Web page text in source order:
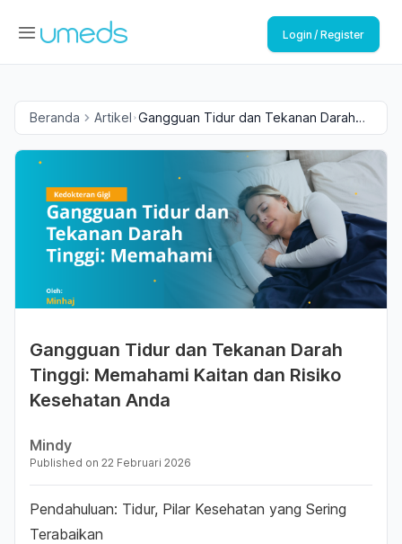
Login / Register
Beranda Artikel Gangguan Tidur dan Tekanan Darah
Tinggi: Memahami Kaitan dan Risiko
Kesehatan Anda
Gangguan Tidur dan Tekanan Darah
Tinggi: Memahami Kaitan dan Risiko
Kesehatan Anda
Mindy
Published on 22 Februari 2026
Pendahuluan: Tidur, Pilar Kesehatan yang Sering
Terabaikan